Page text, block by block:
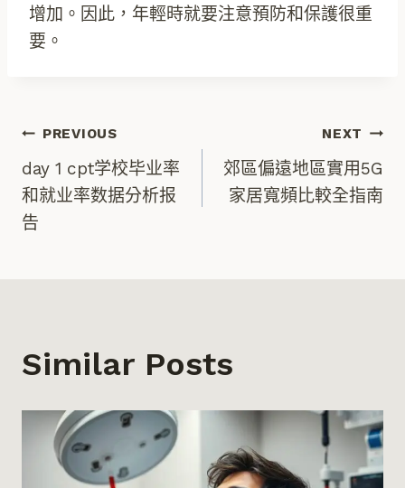
增加。因此，年輕時就要注意預防和保護很重
要。
文
章
導
PREVIOUS
day 1 cpt学校毕业率
和就业率数据分析报
告
NEXT
郊區偏遠地區實用5G
家居寬頻比較全指南
Similar Posts